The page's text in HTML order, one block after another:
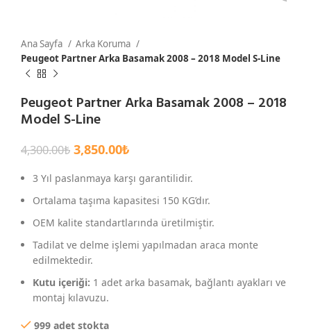
Ana Sayfa
Arka Koruma
Peugeot Partner Arka Basamak 2008 – 2018 Model S-Line
Peugeot Partner Arka Basamak 2008 – 2018
Model S-Line
4,300.00₺ 3,850.00₺
3 Yıl paslanmaya karşı garantilidir.
Ortalama taşıma kapasitesi 150 KG’dır.
OEM kalite standartlarında üretilmiştir.
Tadilat ve delme işlemi yapılmadan araca monte
edilmektedir.
Kutu içeriği: 1 adet arka basamak, bağlantı ayakları ve
montaj kılavuzu.
999 adet stokta